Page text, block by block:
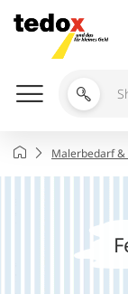
Inhalt
springen
Shop
StartseiteMalerbedarf &